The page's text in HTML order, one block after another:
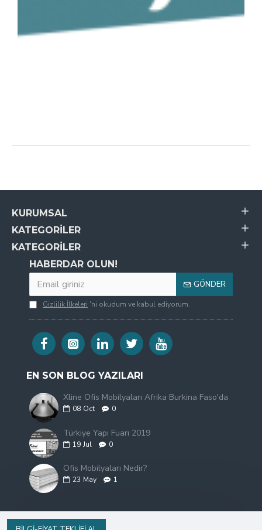
KURUMSAL
KATEGORILER
KATEGORILER
HABERDAR OLUN!
GÖNDER
Gizlilik İlkeleri 'ni okudum ve kabul ediyorum.
EN SON BLOG YAZILARI
Xline Ofis Mobilyaları Afrika Burkina Faso'da
08 Oct 0
Türkiye Yapı Fuarı 2019
19 Jul 0
Ofis Mobilyaları Nedir?
23 May 1